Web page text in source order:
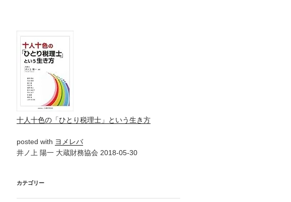
十人十色の「ひとり税理士」という生き方
posted with ヨメレバ
井ノ上 陽一 大蔵財務協会 2018-05-30
カテゴリー